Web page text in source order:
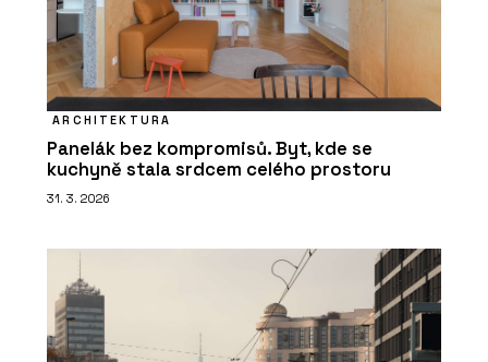
ARCHITEKTURA
Panelák bez kompromisů. Byt, kde se
kuchyně stala srdcem celého prostoru
31. 3. 2026